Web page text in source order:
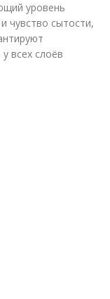
уровень
чувство сытости,
всех слоёв